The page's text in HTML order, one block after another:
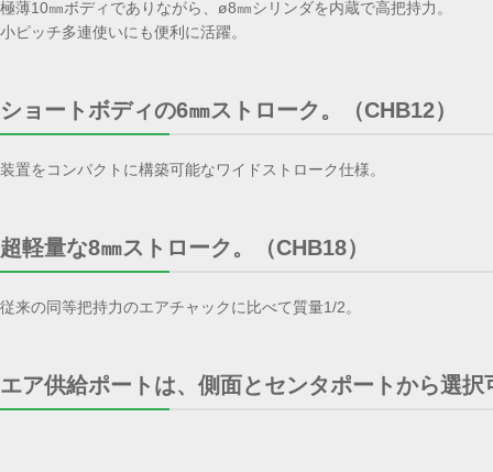
極薄10㎜ボディでありながら、ø8㎜シリンダを内蔵で高把持力。
小ピッチ多連使いにも便利に活躍。
ショートボディの6㎜ストローク。（CHB12）
装置をコンパクトに構築可能なワイドストローク仕様。
超軽量な8㎜ストローク。（CHB18）
従来の同等把持力のエアチャックに比べて質量1/2。
エア供給ポートは、側面とセンタポートから選択